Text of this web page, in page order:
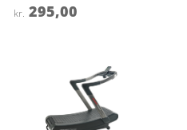
Vurderet
4.8
kr. 295,00